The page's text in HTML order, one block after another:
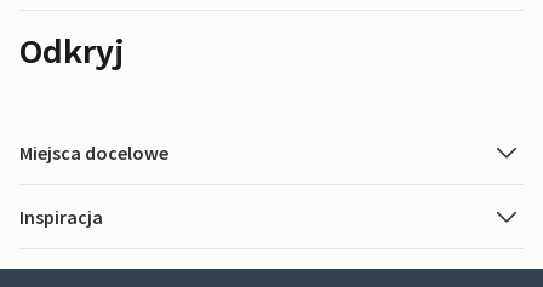
Odkryj
Miejsca docelowe
Inspiracja